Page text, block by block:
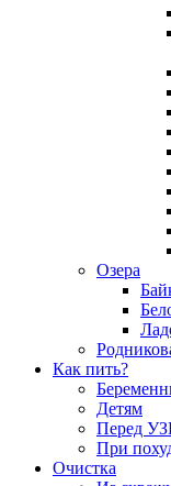
Озера
Как пить?
Детям
Перед
При
Очистка